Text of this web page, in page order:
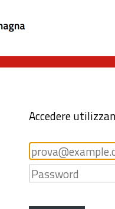
Accedere